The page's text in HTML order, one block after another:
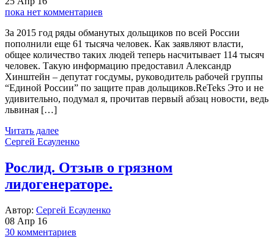
пока нет комментариев
За 2015 год ряды обманутых дольщиков по всей России
пополнили еще 61 тысяча человек. Как заявляют власти,
общее количество таких людей теперь насчитывает 114 тысяч
человек. Такую информацию предоставил Александр
Хинштейн – депутат госдумы, руководитель рабочей группы
“Единой России” по защите прав дольщиков.ReTeks Это и не
удивительно, подумал я, прочитав первый абзац новости, ведь
львиная […]
Читать далее
Сергей Есауленко
Рослид. Отзыв о грязном
лидогенераторе.
Автор: Сергей Есауленко
08 Апр 16
30 комментариев